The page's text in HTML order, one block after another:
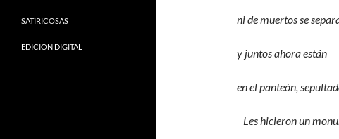
ni de muertos se
y juntos ahora están
en el panteón,
Les hicieron un
SATIRICOSAS
EDICION DIGITAL